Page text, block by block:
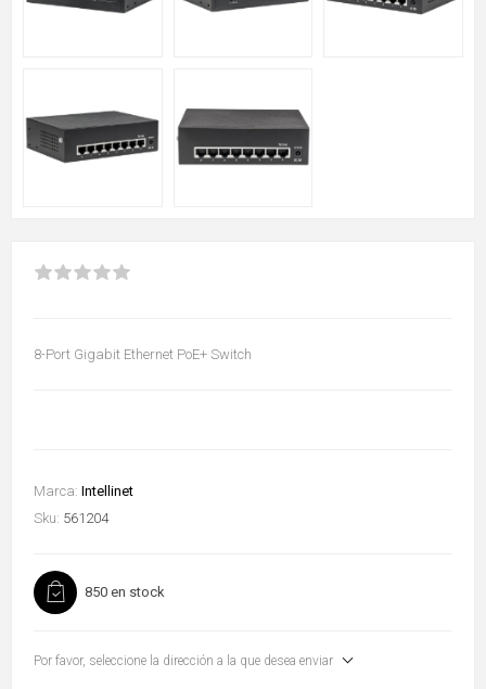
8-Port Gigabit Ethernet PoE+ Switch
Marca: Intellinet
Sku: 561204
850 en stock
Por favor, seleccione la dirección a la que desea enviar